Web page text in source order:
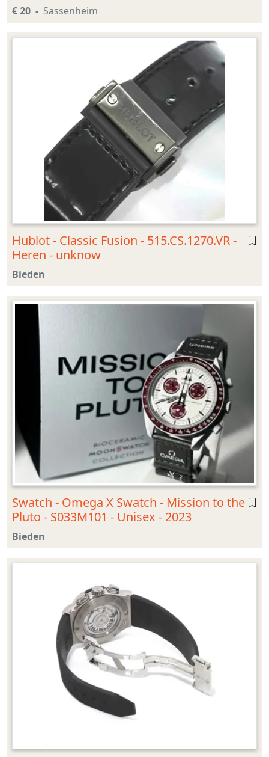
€ 20 Sassenheim
Hublot - Classic Fusion - 515.CS.1270.VR -
Heren - unknow
Bieden
Swatch - Omega X Swatch - Mission to the
Pluto - S033M101 - Unisex - 2023
Bieden